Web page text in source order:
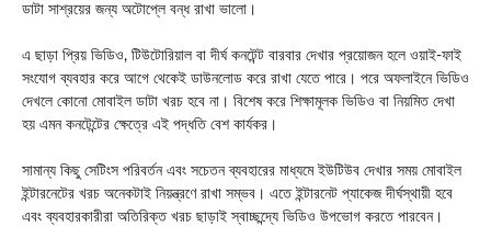
ডাটা সাশ্রয়ের জন্য অটোপ্লে বন্ধ রাখা ভালো।
এ ছাড়া প্রিয় ভিডিও, টিউটোরিয়াল বা দীর্ঘ কনটেন্ট বারবার দেখার প্রয়োজন হলে ওয়াই-ফাই
সংযোগ ব্যবহার করে আগে থেকেই ডাউনলোড করে রাখা যেতে পারে। পরে অফলাইনে ভিডিও
দেখলে কোনো মোবাইল ডাটা খরচ হবে না। বিশেষ করে শিক্ষামূলক ভিডিও বা নিয়মিত দেখা
হয় এমন কনটেন্টের ক্ষেত্রে এই পদ্ধতি বেশ কার্যকর।
সামান্য কিছু সেটিংস পরিবর্তন এবং সচেতন ব্যবহারের মাধ্যমে ইউটিউব দেখার সময় মোবাইল
ইন্টারনেটের খরচ অনেকটাই নিয়ন্ত্রণে রাখা সম্ভব। এতে ইন্টারনেট প্যাকেজ দীর্ঘস্থায়ী হবে
এবং ব্যবহারকারীরা অতিরিক্ত খরচ ছাড়াই স্বাচ্ছন্দ্যে ভিডিও উপভোগ করতে পারবেন।